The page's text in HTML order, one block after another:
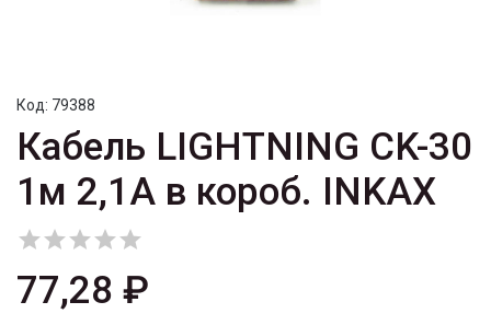
Код: 79388
Кабель LIGHTNING CK-30
1м 2,1A в короб. INKAX

77,28 ₽